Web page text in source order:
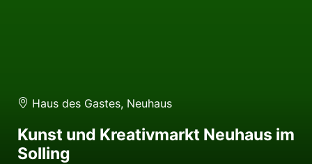
Haus des Gastes, Neuhaus
Kunst und Kreativmarkt Neuhaus im
Solling